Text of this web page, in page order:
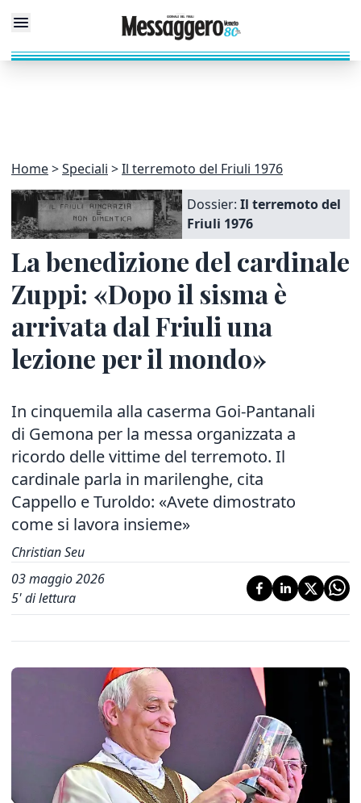
Home Speciali Il terremoto del Friuli 1976
Dossier:Il terremoto del
Friuli 1976
La benedizione del cardinale
Zuppi: «Dopo il sisma è
arrivata dal Friuli una
lezione per il mondo»
In cinquemila alla caserma Goi-Pantanali
di Gemona per la messa organizzata a
ricordo delle vittime del terremoto. Il
cardinale parla in marilenghe, cita
Cappello e Turoldo: «Avete dimostrato
come si lavora insieme»
Christian Seu
03 maggio 2026
5' di lettura